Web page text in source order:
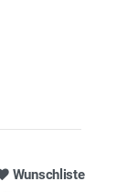
Wunschliste